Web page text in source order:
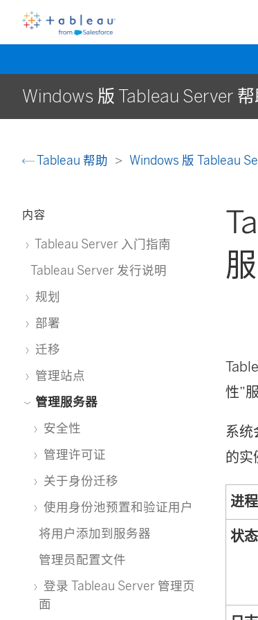
Windows 版 Tableau Server
Tableau 帮助 Windows 版 Tableau
内容
Tableau Server 入门指南
Tableau Server 发行说明
规划
部署
迁移
管理站点
管理服务器
安全性
管理许可证
关于身份迁移
使用身份池预置和验证用户
将用户添加到服务器
管理员配置文件
登录 Tableau Server 管理页
面
性”
系统
的实
进程
状态